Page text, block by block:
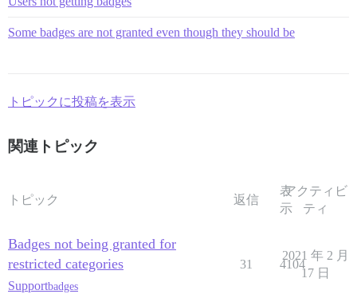
Some badges are not granted even though they should be
トピックに投稿を表示
関連トピック
トピック 返信
表
示
アクティビ
ティ
Badges not being granted for
restricted categories
Supportbadges
31 4104
2021 年 2 月
17 日